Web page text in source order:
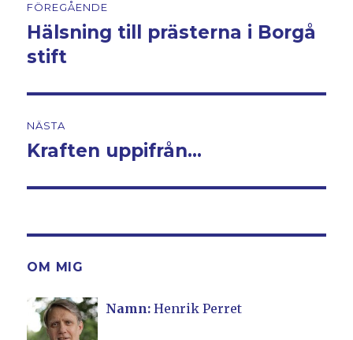
FÖREGÅENDE
Föregående
inlägg:
Hälsning till prästerna i Borgå
stift
NÄSTA
Nästa
Kraften uppifrån…
OM MIG
Namn: Henrik Perret